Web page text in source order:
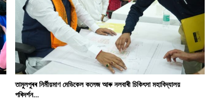
তামুলপুৰৰ নিৰ্মীয়মাণ মেডিকেল কলেজ আৰু নলবাৰী চিকিৎসা মহাবিদ্যালয়
পৰিদৰ্শন…